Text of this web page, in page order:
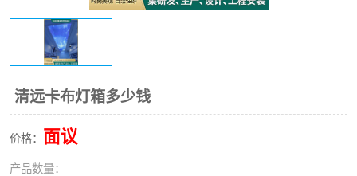
清远卡布灯箱多少钱
价格： 面议
产品数量：